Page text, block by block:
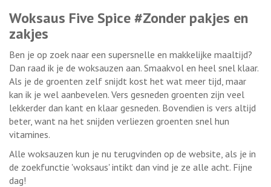
Woksaus Five Spice #Zonder pakjes en
zakjes
Ben je op zoek naar een supersnelle en makkelijke maaltijd?
Dan raad ik je de woksauzen aan. Smaakvol en heel snel klaar.
Als je de groenten zelf snijdt kost het wat meer tijd, maar
kan ik je wel aanbevelen. Vers gesneden groenten zijn veel
lekkerder dan kant en klaar gesneden. Bovendien is vers altijd
beter, want na het snijden verliezen groenten snel hun
vitamines.
Alle woksauzen kun je nu terugvinden op de website, als je in
de zoekfunctie 'woksaus' intikt dan vind je ze alle acht. Fijne
dag!